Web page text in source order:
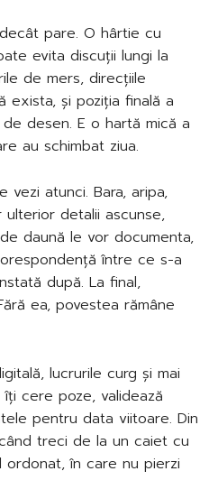
pare. O hârtie cu
evita discuții lungi la
de mers, direcțiile
exista, și poziția finală a
desen. E o hartă mică a
au schimbat ziua.
vezi atunci. Bara, aripa,
detalii ascunse,
daună le vor documenta,
între ce s-a
după. La final,
ea, povestea rămâne
lucrurile curg și mai
cere poze, validează
pentru data viitoare. Din
treci de la un caiet cu
în care nu pierzi